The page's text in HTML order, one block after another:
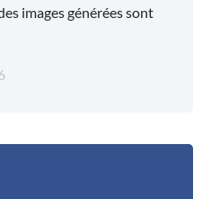
images générées sont